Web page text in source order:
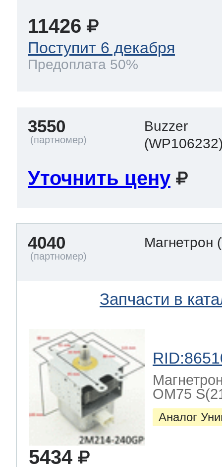
11426
Поступит 6 декабря
Предоплата 50%
3550
Buzzer
Уточнить цену
4040 Магнетрон
Запчасти в
OM75
Аналог
5434